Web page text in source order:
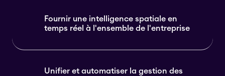
Fournir une intelligence spatiale en
temps réel à l'ensemble de l'entreprise
Unifier et automatiser la gestion des